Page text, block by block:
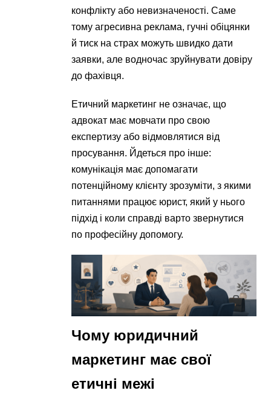
конфлікту або невизначеності. Саме
тому агресивна реклама, гучні обіцянки
й тиск на страх можуть швидко дати
заявки, але водночас зруйнувати довіру
до фахівця.
Етичний маркетинг не означає, що
адвокат має мовчати про свою
експертизу або відмовлятися від
просування. Йдеться про інше:
комунікація має допомагати
потенційному клієнту зрозуміти, з якими
питаннями працює юрист, який у нього
підхід і коли справді варто звернутися
по професійну допомогу.
Чому юридичний
маркетинг має свої
етичні межі